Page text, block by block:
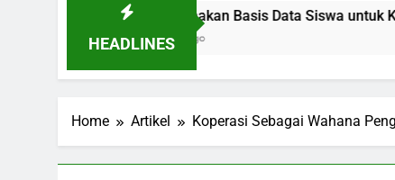
HEADLINES
Menggunakan Basis Data Siswa untuk Kebijakan
3 Months Ago
Home Artikel Koperasi Sebagai Wahana